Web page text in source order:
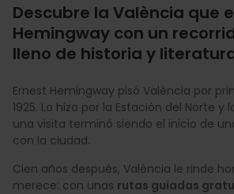
Descubre la València que
Hemingway con un
lleno de historia y
Ernest Hemingway pisó València por
1925. Lo hizo por la Estación del Norte y
una visita terminó siendo el inicio de
con la ciudad.
Cien años después, València le rinde
merece: con unas rutas guiadas